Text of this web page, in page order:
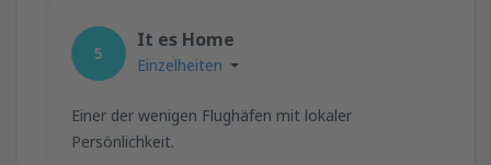
5
It es Home
Einzelheiten
Einer der wenigen Flughäfen mit lokaler
Persönlichkeit.